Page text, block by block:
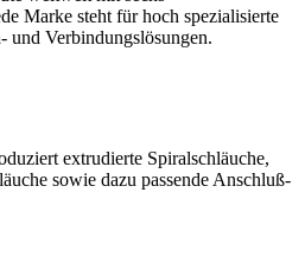
Marke steht für hoch spezialisierte
und Verbindungslösungen.
extrudierte Spiralschläuche,
sowie dazu passende Anschluß-